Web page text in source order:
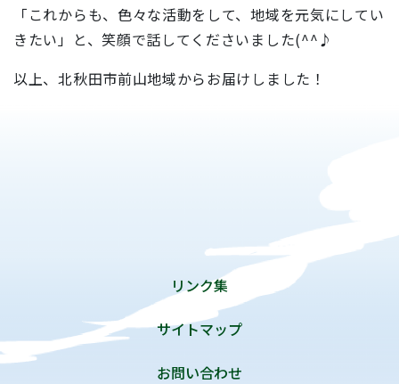
「これからも、色々な活動をして、地域を元気にしてい
きたい」と、笑顔で話してくださいました(^^♪
以上、北秋田市前山地域からお届けしました！
リンク集
サイトマップ
お問い合わせ